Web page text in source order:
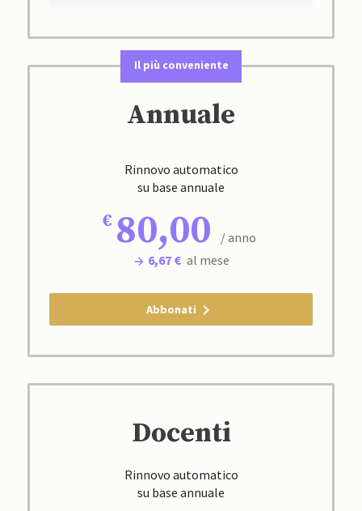
Il più conveniente
Annuale
Rinnovo automatico
su base annuale
80,00
/ anno
6,67 € al mese
Abbonati
Docenti
Rinnovo automatico
su base annuale